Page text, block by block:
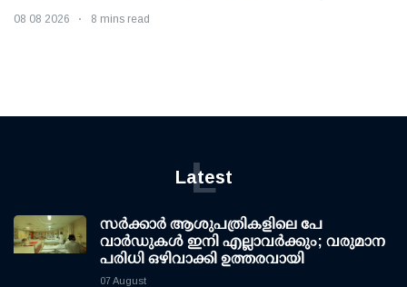
08 08 2026 8 mins read
Latest
L
സര്‍ക്കാര്‍ ആശുപത്രികളിലെ പേ
വാര്‍ഡുകള്‍ ഇനി എല്ലാവര്‍ക്കും; വരുമാന
പരിധി ഒഴിവാക്കി ഉത്തരവായി
07 August